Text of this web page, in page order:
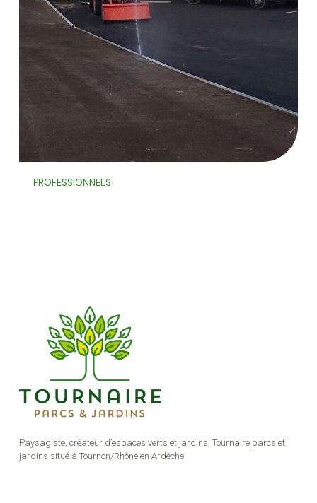
PROFESSIONNELS
Paysagiste, créateur d’espaces verts et jardins, Tournaire parcs et
jardins situé à Tournon/Rhône en Ardèche